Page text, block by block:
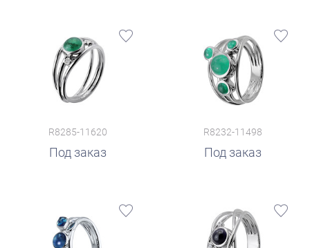
R8285-11620
Под заказ
R8232-11498
Под заказ